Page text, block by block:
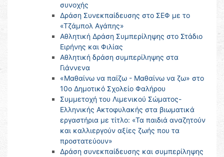
συνοχής
Δράση Συνεκπαίδευσης στο ΣΕΦ με το
«Τζάμπολ Αγάπης»
Αθλητική Δράση Συμπερίληψης στο Στάδιο
Ειρήνης και Φιλίας
Αθλητική δράση συμπερίληψης στα
Γιάννενα
«Μαθαίνω να παίζω - Μαθαίνω να ζω» στο
10ο Δημοτικό Σχολείο Φαλήρου
Συμμετοχή του Λιμενικού Σώματος-
Ελληνικής Ακτοφυλακής στα βιωματικά
εργαστήρια με τίτλο: «Τα παιδιά αναζητούν
και καλλιεργούν αξίες ζωής που τα
προστατεύουν»
Δράση συνεκπαίδευσης και συμπερίληψης